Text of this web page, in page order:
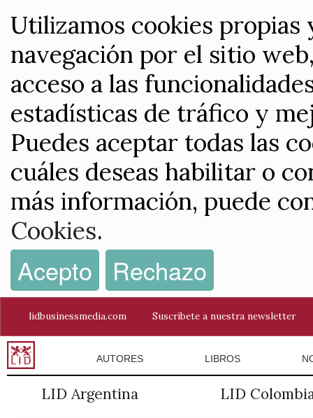
Utilizamos cookies
navegación por el sitio
acceso a las
estadísticas de tráfico y
Puedes aceptar todas las
cuáles deseas habilitar o
más información, puede
Cookies.
Acepto Rechazo
lidbusinessmedia.com Suscríbete a nuestra newsletter
AUTORES LIBROS
LID Argentina LID